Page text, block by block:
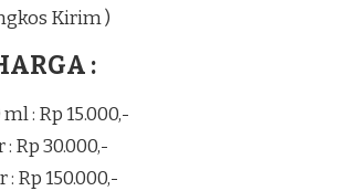
Kirim )
:
: Rp 15.000,-
Rp 30.000,-
Rp 150.000,-